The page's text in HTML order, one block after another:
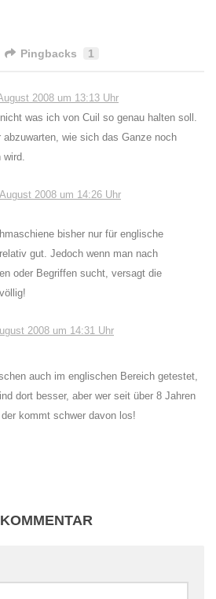
Pingbacks 1
2008 um 13:13 Uhr
was ich von Cuil so genau halten soll.
abzuwarten, wie sich das Ganze noch
2008 um 14:26 Uhr
bisher nur für englische
gut. Jedoch wenn man nach
oder Begriffen sucht, versagt die
2008 um 14:31 Uhr
auch im englischen Bereich getestet,
dort besser, aber wer seit über 8 Jahren
kommt schwer davon los!